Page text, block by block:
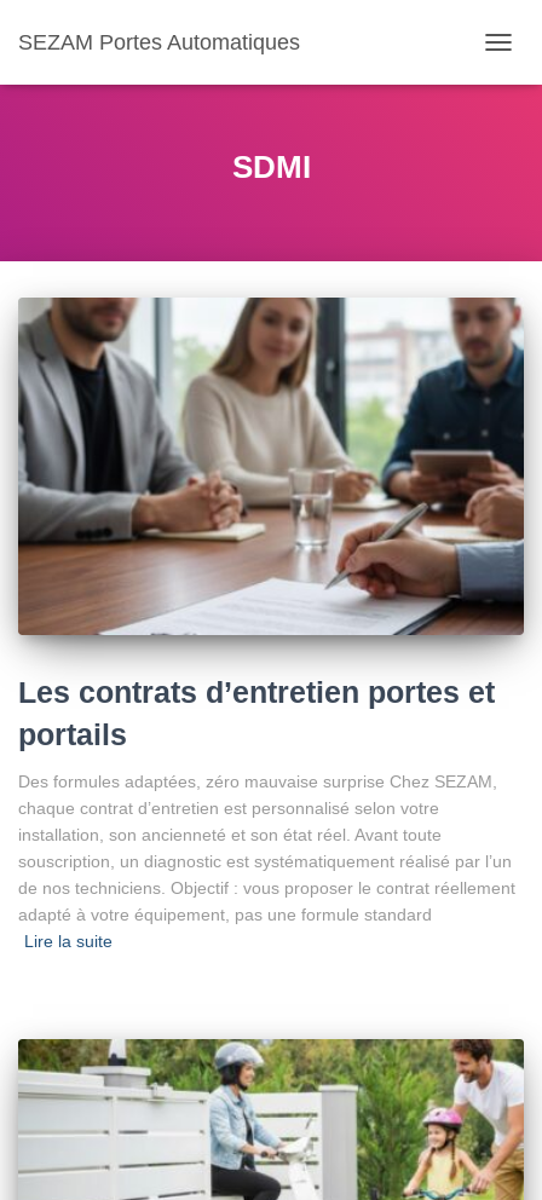
SEZAM Portes Automatiques
LA
SDMI
Les contrats d’entretien portes et
portails
Des formules adaptées, zéro mauvaise surprise Chez SEZAM,
chaque contrat d’entretien est personnalisé selon votre
installation, son ancienneté et son état réel. Avant toute
souscription, un diagnostic est systématiquement réalisé par l’un
de nos techniciens. Objectif : vous proposer le contrat réellement
adapté à votre équipement, pas une formule standard
Lire la suite